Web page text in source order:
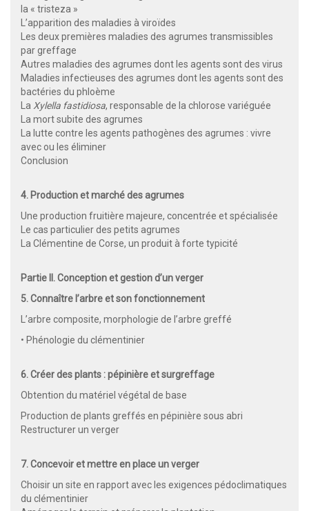
la « tristeza »
L’apparition des maladies à viroïdes
Les deux premières maladies des agrumes transmissibles
par greffage
Autres maladies des agrumes dont les agents sont des virus
Maladies infectieuses des agrumes dont les agents sont des
bactéries du phloème
La Xylella fastidiosa, responsable de la chlorose variéguée
La mort subite des agrumes
La lutte contre les agents pathogènes des agrumes : vivre
avec ou les éliminer
Conclusion
4. Production et marché des agrumes
Une production fruitière majeure, concentrée et spécialisée
Le cas particulier des petits agrumes
La Clémentine de Corse, un produit à forte typicité
Partie II. Conception et gestion d’un verger
5. Connaître l’arbre et son fonctionnement
L’arbre composite, morphologie de l’arbre greffé
• Phénologie du clémentinier
6. Créer des plants : pépinière et surgreffage
Obtention du matériel végétal de base
Production de plants greffés en pépinière sous abri
Restructurer un verger
7. Concevoir et mettre en place un verger
Choisir un site en rapport avec les exigences pédoclimatiques
du clémentinier